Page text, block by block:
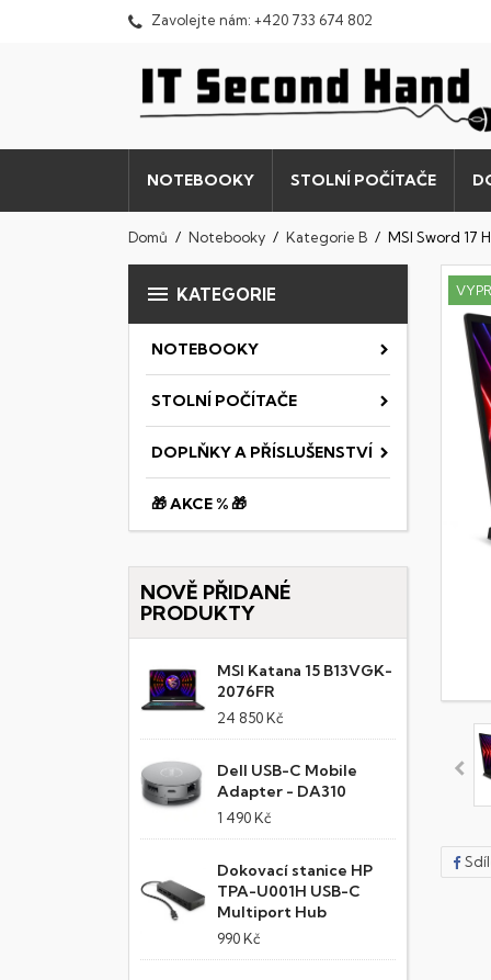
Zavolejte nám: +420 733 674 802
NOTEBOOKY STOLNÍ POČÍTAČE
Domů Notebooky Kategorie B MSI Sword 17
 KATEGORIE
NOTEBOOKY
STOLNÍ POČÍTAČE
DOPLŇKY A PŘÍSLUŠENSTVÍ
🎁 AKCE % 🎁
NOVĚ PŘIDANÉ
PRODUKTY
MSI Katana 15 B13VGK-
2076FR
24 850 Kč
Dell USB-C Mobile
Adapter - DA310
1 490 Kč
Dokovací stanice HP
TPA-U001H USB-C
Multiport Hub
990 Kč